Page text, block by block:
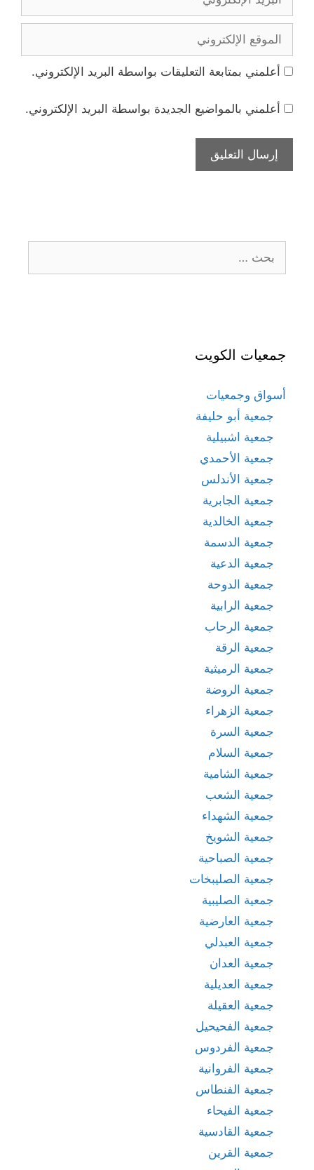
الإلكتروني
الإلكتروني
أعلمني بمتابعة التعليقات بواسطة البريد الإلكتروني.
أعلمني بالمواضيع الجديدة بواسطة البريد الإلكتروني.
عن:
جمعيات الكويت
أسواق وجمعيات
جمعية أبو حليفة
جمعية اشبيلية
جمعية الأحمدي
جمعية الأندلس
جمعية الجابرية
جمعية الخالدية
جمعية الدسمة
جمعية الدعية
جمعية الدوحة
جمعية الرابية
جمعية الرحاب
جمعية الرقة
جمعية الرميثية
جمعية الروضة
جمعية الزهراء
جمعية السرة
جمعية السلام
جمعية الشامية
جمعية الشعب
جمعية الشهداء
جمعية الشويخ
جمعية الصباحية
جمعية الصليبخات
جمعية الصليبية
جمعية العارضية
جمعية العبدلي
جمعية العدان
جمعية العديلية
جمعية العقيلة
جمعية الفحيحيل
جمعية الفردوس
جمعية الفروانية
جمعية الفنطاس
جمعية الفيحاء
جمعية القادسية
جمعية القرين